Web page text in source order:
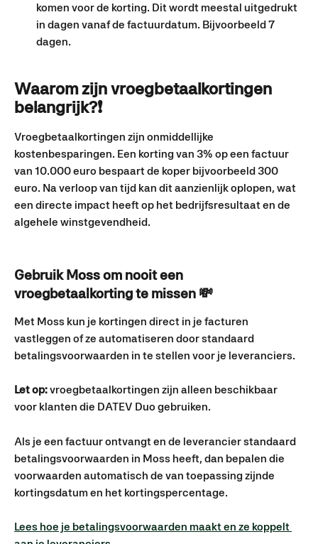
komen voor de korting. Dit wordt meestal uitgedrukt
in dagen vanaf de factuurdatum. Bijvoorbeeld 7
dagen.
Waarom zijn vroegbetaalkortingen
belangrijk?❗
Vroegbetaalkortingen zijn onmiddellijke
kostenbesparingen. Een korting van 3% op een factuur
van 10.000 euro bespaart de koper bijvoorbeeld 300
euro. Na verloop van tijd kan dit aanzienlijk oplopen, wat
een directe impact heeft op het bedrijfsresultaat en de
algehele winstgevendheid.
Gebruik Moss om nooit een
vroegbetaalkorting te missen 💸
Met Moss kun je kortingen direct in je facturen
vastleggen of ze automatiseren door standaard
betalingsvoorwaarden in te stellen voor je leveranciers.
Let op: vroegbetaalkortingen zijn alleen beschikbaar
voor klanten die DATEV Duo gebruiken.
Als je een factuur ontvangt en de leverancier standaard
betalingsvoorwaarden in Moss heeft, dan bepalen die
voorwaarden automatisch de van toepassing zijnde
kortingsdatum en het kortingspercentage.
Lees hoe je betalingsvoorwaarden maakt en ze koppelt